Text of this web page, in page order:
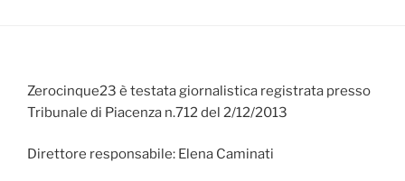
Zerocinque23 è testata giornalistica registrata presso
Tribunale di Piacenza n.712 del 2/12/2013
Direttore responsabile: Elena Caminati